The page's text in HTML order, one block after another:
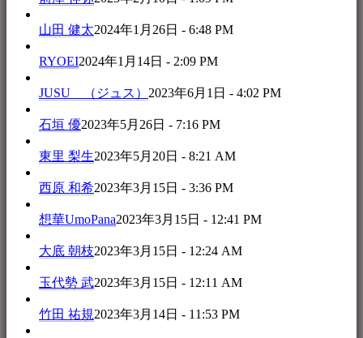
山田 健太2024年1月26日 - 6:48 PM
RYOEI2024年1月14日 - 2:09 PM
JUSU （ジュス） 2023年6月1日 - 4:02 PM
石垣 優2023年5月26日 - 7:16 PM
東里 梨生2023年5月20日 - 8:21 AM
西原 和希2023年3月15日 - 3:36 PM
想華UmoPana2023年3月15日 - 12:41 PM
大底 朝枝2023年3月15日 - 12:24 AM
玉代勢 武2023年3月15日 - 12:11 AM
竹田 祐規2023年3月14日 - 11:53 PM